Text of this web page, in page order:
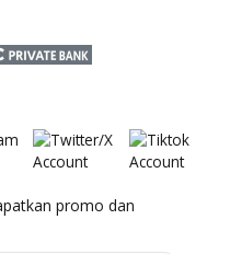
promo dan